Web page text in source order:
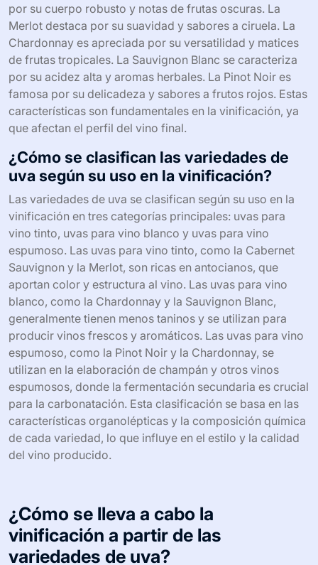
por su cuerpo robusto y notas de frutas oscuras. La
Merlot destaca por su suavidad y sabores a ciruela. La
Chardonnay es apreciada por su versatilidad y matices
de frutas tropicales. La Sauvignon Blanc se caracteriza
por su acidez alta y aromas herbales. La Pinot Noir es
famosa por su delicadeza y sabores a frutos rojos. Estas
características son fundamentales en la vinificación, ya
que afectan el perfil del vino final.
¿Cómo se clasifican las variedades de
uva según su uso en la vinificación?
Las variedades de uva se clasifican según su uso en la
vinificación en tres categorías principales: uvas para
vino tinto, uvas para vino blanco y uvas para vino
espumoso. Las uvas para vino tinto, como la Cabernet
Sauvignon y la Merlot, son ricas en antocianos, que
aportan color y estructura al vino. Las uvas para vino
blanco, como la Chardonnay y la Sauvignon Blanc,
generalmente tienen menos taninos y se utilizan para
producir vinos frescos y aromáticos. Las uvas para vino
espumoso, como la Pinot Noir y la Chardonnay, se
utilizan en la elaboración de champán y otros vinos
espumosos, donde la fermentación secundaria es crucial
para la carbonatación. Esta clasificación se basa en las
características organolépticas y la composición química
de cada variedad, lo que influye en el estilo y la calidad
del vino producido.